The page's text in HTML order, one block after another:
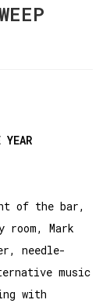
YEAR
of the bar,
room, Mark
needle-
music
with